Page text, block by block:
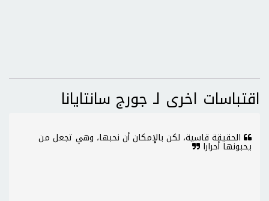
اقتباسات اخرى لـ جورج سانتايانا
الحقيقة قاسية، لكن بالإمكان أن نحبها، وهي تجعل من
يحبونها أحرارا